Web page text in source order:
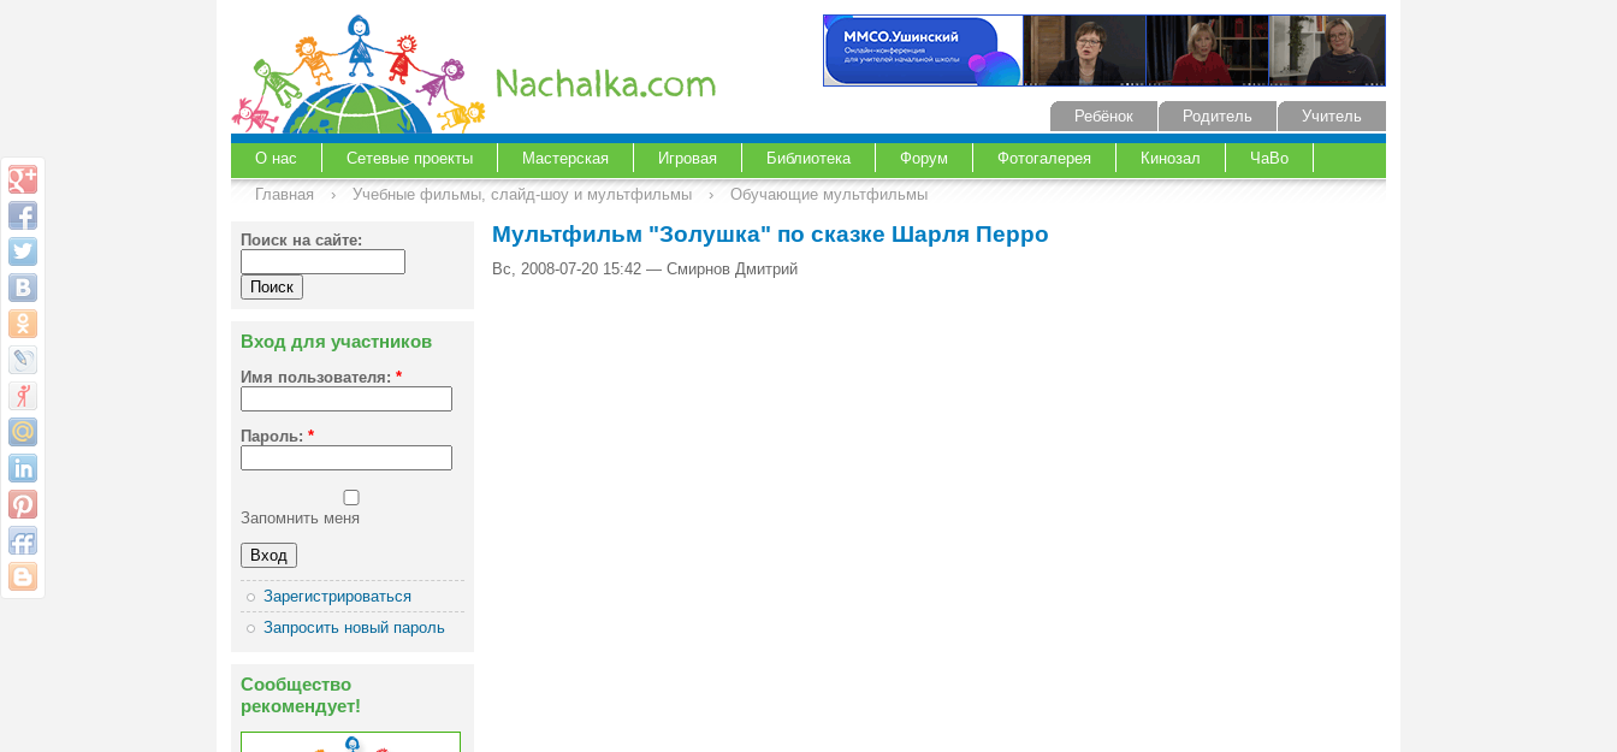
Учитель
Родитель
Ребёнок
О нас Сетевые проекты Мастерская Игровая Библиотека Форум Фотогалерея Кинозал
ЧаВо
Главная
› Учебные фильмы, слайд-шоу и мультфильмы › Обучающие мультфильмы
Поиск на сайте:
Вход для участников
Имя пользователя: *
Пароль: *
Запомнить меня
Зарегистрироваться
Запросить новый пароль
Сообщество
рекомендует!
Мультфильм "Золушка" по сказке Шарля Перро
Вс, 2008-07-20 15:42 — Смирнов Дмитрий